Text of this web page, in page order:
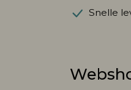
Snelle